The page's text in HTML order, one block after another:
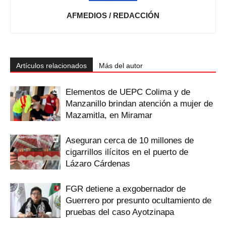
AFMEDIOS / REDACCIÓN
Artículos relacionados Más del autor
Elementos de UEPC Colima y de
Manzanillo brindan atención a mujer de
Mazamitla, en Miramar
Aseguran cerca de 10 millones de
cigarrillos ilícitos en el puerto de
Lázaro Cárdenas
FGR detiene a exgobernador de
Guerrero por presunto ocultamiento de
pruebas del caso Ayotzinapa